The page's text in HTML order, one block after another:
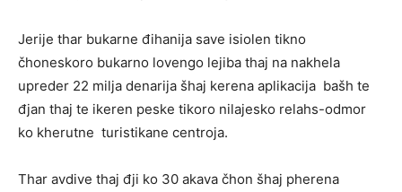
Jerije thar bukarne đihanija save isiolen tikno
čhoneskoro bukarno lovengo lejiba thaj na nakhela
upreder 22 milja denarija šhaj kerena aplikacija bašh te
đjan thaj te ikeren peske tikoro nilajesko relahs-odmor
ko kherutne turistikane centroja.
Thar avdive thaj đji ko 30 akava čhon šhaj pherena